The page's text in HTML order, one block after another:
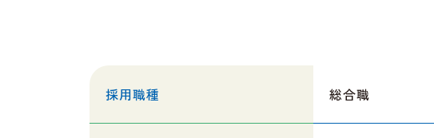
採用職種
総合職